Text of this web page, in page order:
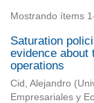
Mostrando ítems
Saturation
evidence about
operations
Cid, Alejandro (
Empresariales y